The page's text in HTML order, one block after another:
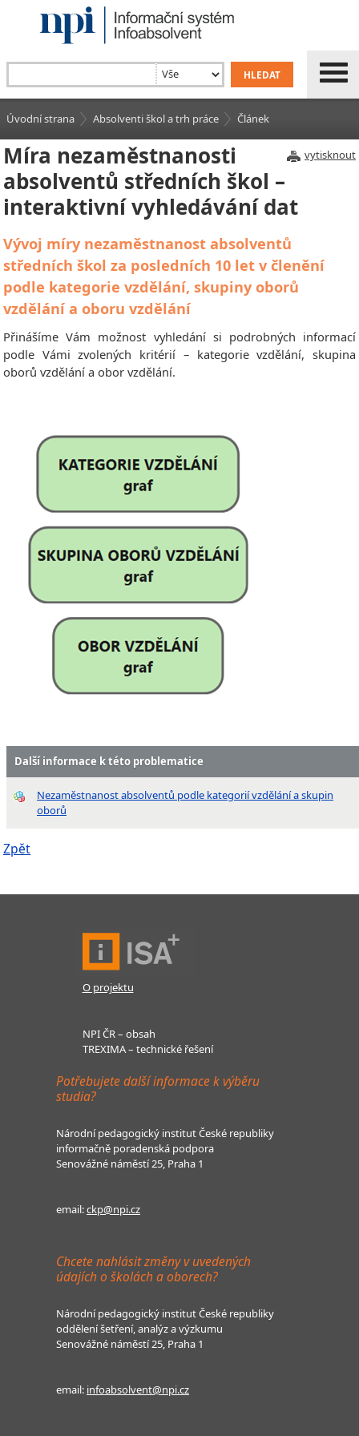
Úvodní strana Absolventi škol a trh práce Článek
vytisknout
Míra nezaměstnanosti
absolventů středních škol –
interaktivní vyhledávání dat
Vývoj míry nezaměstnanost absolventů
středních škol za posledních 10 let v členění
podle kategorie vzdělání, skupiny oborů
vzdělání a oboru vzdělání
Přinášíme Vám možnost vyhledání si podrobných informací
podle Vámi zvolených kritérií – kategorie vzdělání, skupina
oborů vzdělání a obor vzdělání.
Další informace k této problematice
Nezaměstnanost absolventů podle kategorií vzdělání a skupin
oborů
Zpět
O projektu
NPI ČR – obsah
TREXIMA – technické řešení
Potřebujete další informace k výběru
studia?
Národní pedagogický institut České republiky
informačně poradenská podpora
Senovážné náměstí 25, Praha 1
email:ckp@npi.cz
Chcete nahlásit změny v uvedených
údajích o školách a oborech?
Národní pedagogický institut České republiky
oddělení šetření, analýz a výzkumu
Senovážné náměstí 25, Praha 1
email: infoabsolvent@npi.cz